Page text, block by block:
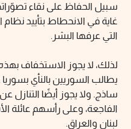
سبيل الحفاظ على نقاء
غاية في الانحطاط بتأييد
التي عرفها البشر.
لذلك، لا يجوز الاستخفاف بهذه
يطالب السوريين بالنأي بسوريا
ساذج. ولا يجوز أيضًا
الفاجعة، وعلى رأسهم عائلة
لبنان والعراق.